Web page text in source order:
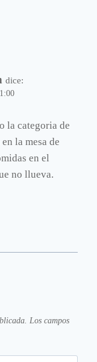
dice:
la categoria de
la mesa de
en el
no llueva.
Los campos